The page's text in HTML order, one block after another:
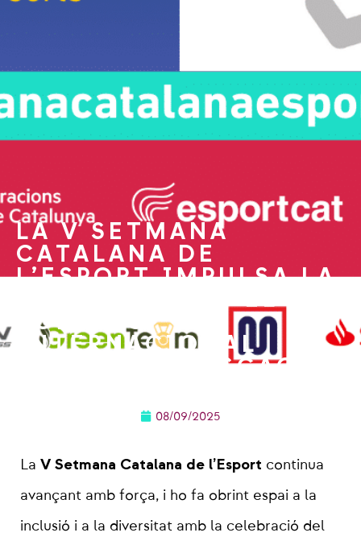
LA V SETMANA
CATALANA DE
L’ESPORT IMPULSA LA
INCLUSIÓ AMB EL V
TORNEIG
INTERNACIONAL
INCLUSIU D’ESCACS
08/09/2025
La V Setmana Catalana de l’Esport continua
avançant amb força, i ho fa obrint espai a la
inclusió i a la diversitat amb la celebració del